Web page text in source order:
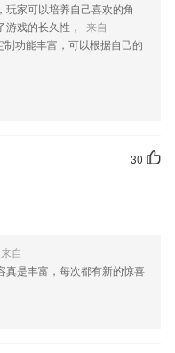
中展示关联仪器、美容师以及
查看，了解各种留学方法和流
更好的知晓不同的学习信息带
加简单、高效
听得更清楚，学的更准确。
玩家可以培养自己喜欢的角
戏的长久性，
来自
制功能丰富，可以根据自己的
30
来自
真是丰富，每次都有新的惊喜